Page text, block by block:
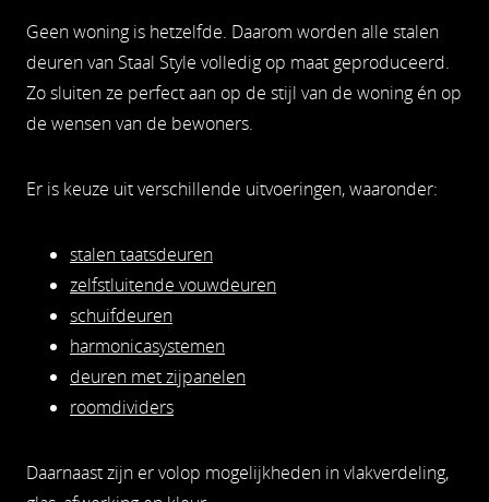
Geen woning is hetzelfde. Daarom worden alle stalen
deuren van Staal Style volledig op maat geproduceerd.
Zo sluiten ze perfect aan op de stijl van de woning én op
de wensen van de bewoners.
Er is keuze uit verschillende uitvoeringen, waaronder:
stalen taatsdeuren
zelfstluitende vouwdeuren
schuifdeuren
harmonicasystemen
deuren met zijpanelen
roomdividers
Daarnaast zijn er volop mogelijkheden in vlakverdeling,